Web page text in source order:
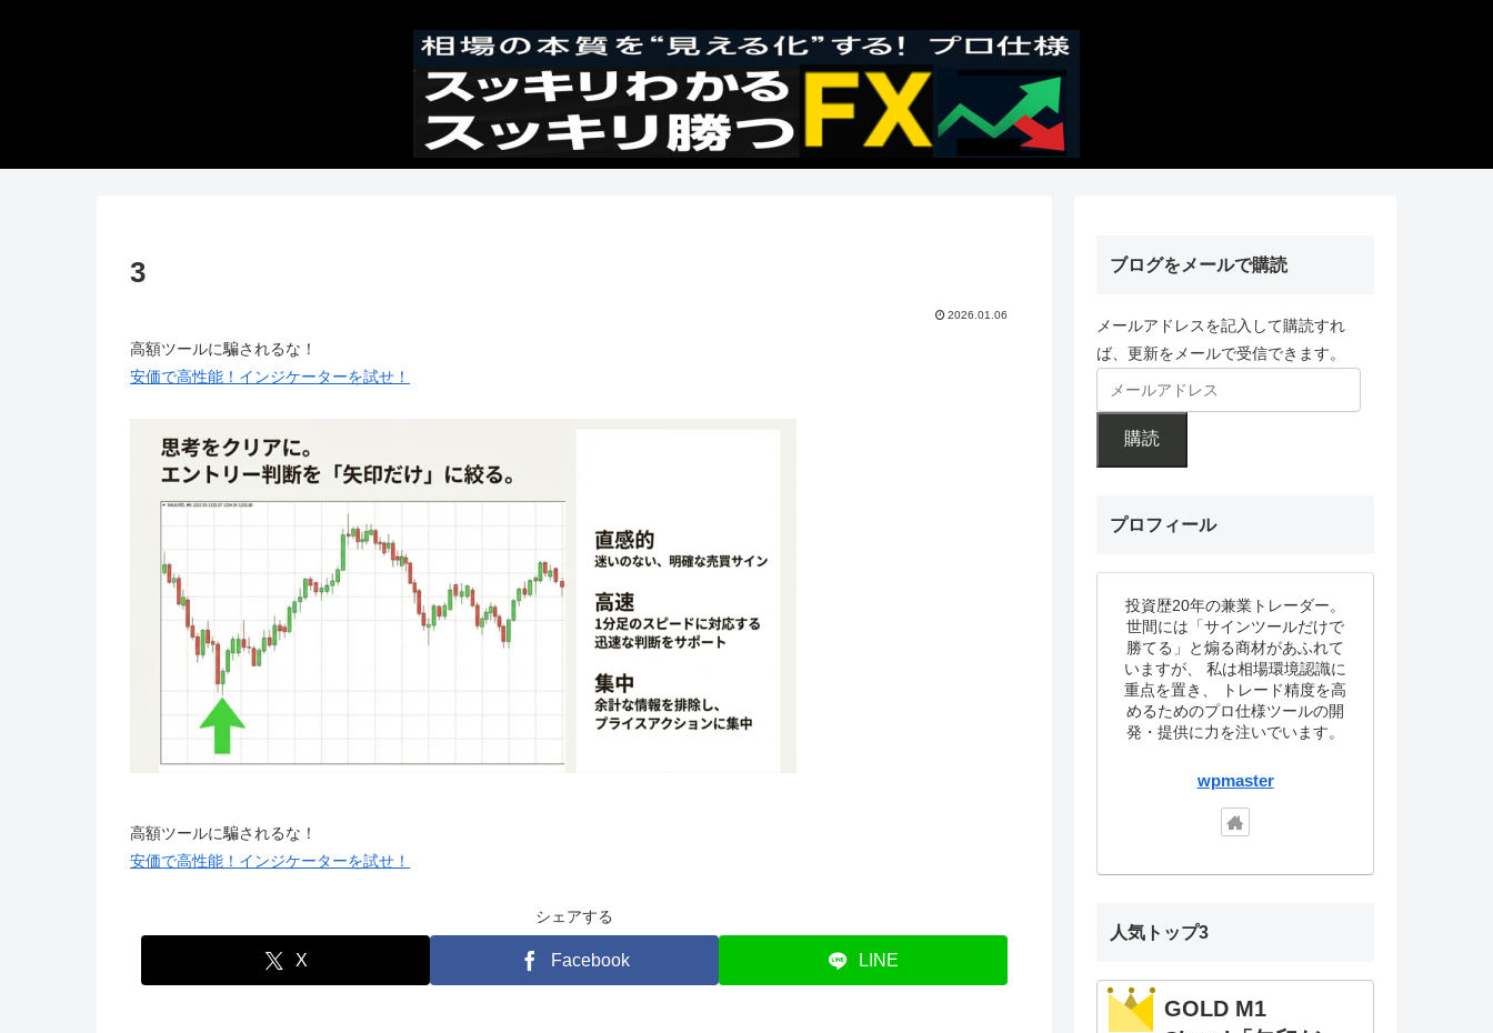
3
2026.01.06
高額ツールに騙されるな！
安価で高性能！インジケーターを試せ！
高額ツールに騙されるな！
安価で高性能！インジケーターを試せ！
シェアする
X Facebook LINE
ブログをメールで購読
メールアドレスを記入して購読すれ
ば、更新をメールで受信できます。
購読
プロフィール
投資歴20年の兼業トレーダー。
世間には「サインツールだけで
勝てる」と煽る商材があふれて
いますが、 私は相場環境認識に
重点を置き、 トレード精度を高
めるためのプロ仕様ツールの開
発・提供に力を注いでいます。
wpmaster
人気トップ3
GOLD M1